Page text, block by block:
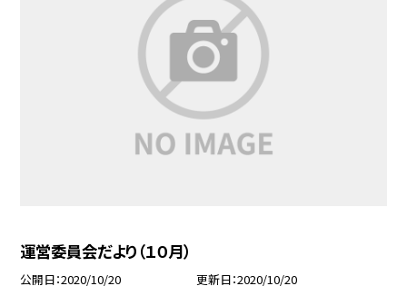
運営委員会だより（１０月）
公開日 2020/10/20 更新日 2020/10/20